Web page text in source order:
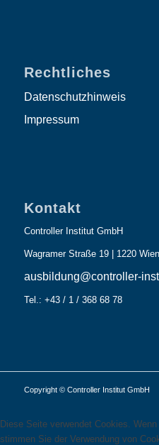
Rechtliches
Datenschutzhinweis
Impressum
Kontakt
Controller Institut GmbH
Wagramer Straße 19 | 1220 Wien
ausbildung@controller-
Tel.: +43 / 1 / 368 68 78
Copyright © Controller Institut GmbH
Diese Seite verwendet Cookies.
stimmen Sie der Verwendung von